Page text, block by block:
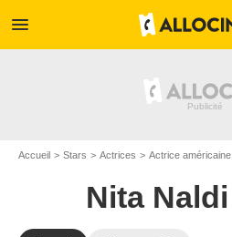
menu
Accueil Stars Actrices Actrice américaine
Nita Naldi